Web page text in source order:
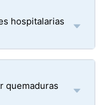
hospitalarias
quemaduras